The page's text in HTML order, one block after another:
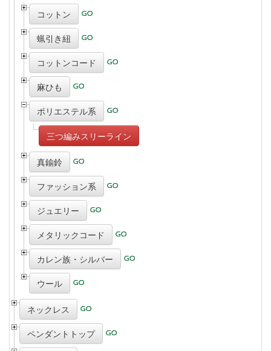
コットン
蝋引き紐
コットンコード
麻ひも
ポリエステル系
三つ編みスリーライン
真鍮鈴
ファッション系
ジュエリー
メタリックコード
カレン族・シルバー
ウール
ネックレス
ペンダントトップ